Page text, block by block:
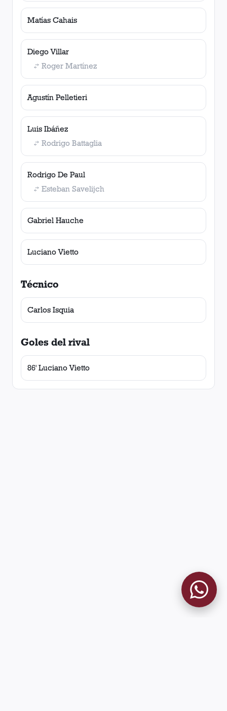
Matías Cahais
Diego Villar
Roger Martínez
Agustín Pelletieri
Luis Ibáñez
Rodrigo Battaglia
Rodrigo De Paul
Esteban Savelijch
Gabriel Hauche
Luciano Vietto
Técnico
Carlos Isquia
Goles del rival
86' Luciano Vietto